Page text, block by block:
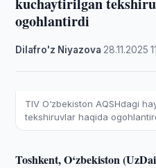
ogohlantirdi
Dilafro'z Niyazova 28.11.2025 ·
TIV O‘zbekiston AQSHdagi
tekshiruvlar haqida
Toshkent, O‘zbekiston